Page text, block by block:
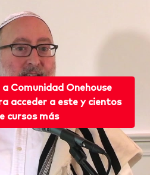
Comunidad Onehouse
acceder a este y cientos
cursos más